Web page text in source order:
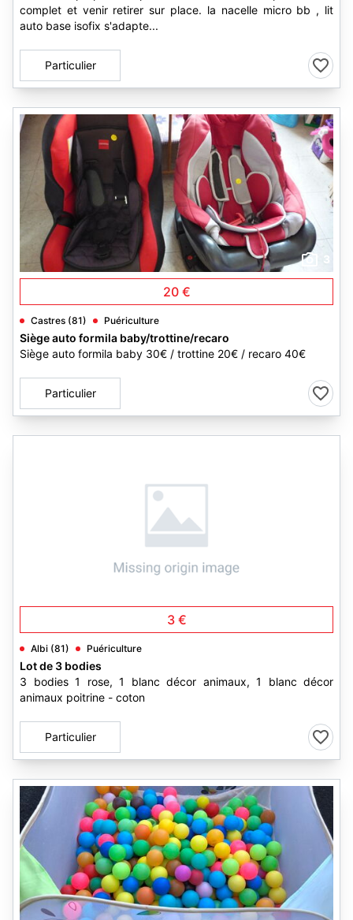
complet et venir retirer sur place. la nacelle micro bb , lit
auto base isofix s'adapte...
Particulier
3
20 €
Castres (81) Puériculture
Siège auto formila baby/trottine/recaro
Siège auto formila baby 30€ / trottine 20€ / recaro 40€
Particulier
3 €
Albi (81) Puériculture
Lot de 3 bodies
3 bodies 1 rose, 1 blanc décor animaux, 1 blanc décor
animaux poitrine - coton
Particulier